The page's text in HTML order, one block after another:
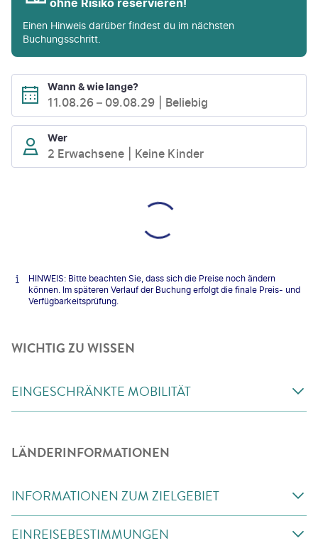
Einen Hinweis darüber findest du im nächsten
Buchungsschritt.
Wann & wie lange?
11.08.26 – 09.08.29 Beliebig
Wer
2 Erwachsene Keine Kinder
HINWEIS: Bitte beachten Sie, dass sich die Preise noch ändern
können. Im späteren Verlauf der Buchung erfolgt die finale Preis- und
Verfügbarkeitsprüfung.
WICHTIG ZU WISSEN
EINGESCHRÄNKTE MOBILITÄT
LÄNDERINFORMATIONEN
INFORMATIONEN ZUM ZIELGEBIET
EINREISEBESTIMMUNGEN